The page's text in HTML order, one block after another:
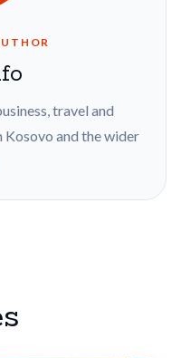
travel and
and the wider